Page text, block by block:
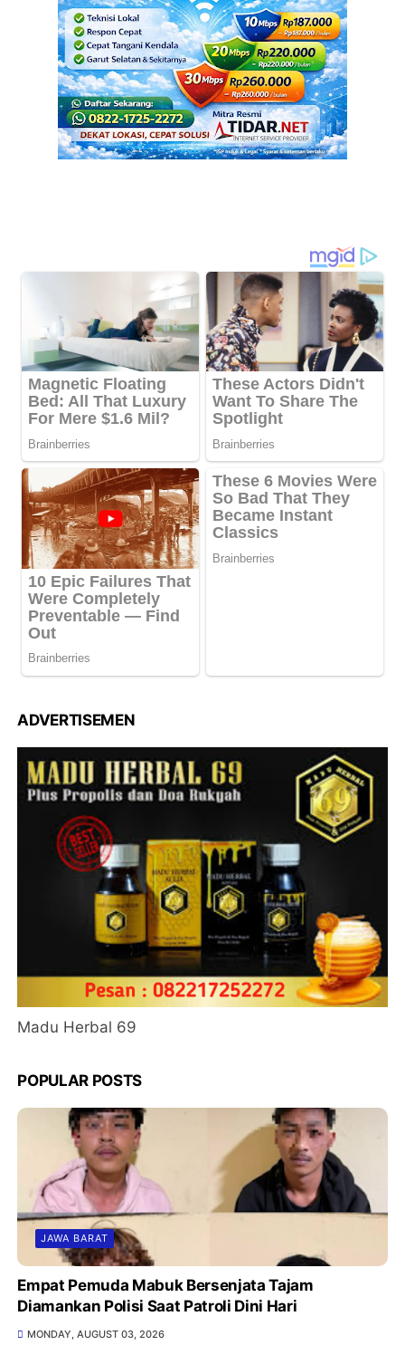
ADVERTISEMEN
Madu Herbal 69
POPULAR POSTS
JAWA BARAT
Empat Pemuda Mabuk Bersenjata Tajam
Diamankan Polisi Saat Patroli Dini Hari
MONDAY, AUGUST 03, 2026